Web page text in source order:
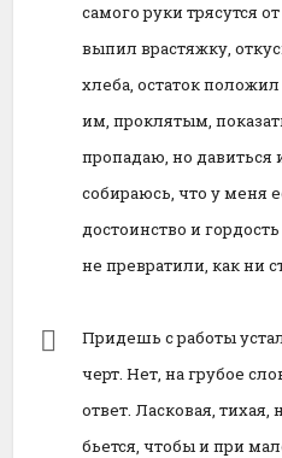
самого руки трясутся
выпил врастяжку,
хлеба, остаток
им, проклятым,
пропадаю, но давиться
собираюсь, что у меня
достоинство и
не превратили, как ни
Придешь с работы
черт. Нет, на грубое
ответ. Ласковая, тихая,
бьется, чтобы и при